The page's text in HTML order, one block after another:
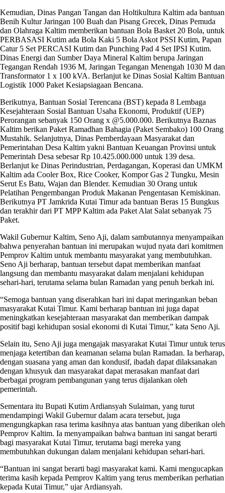
Kemudian, Dinas Pangan Tangan dan Holtikultura Kaltim ada bantuan
Benih Kultur Jaringan 100 Buah dan Pisang Grecek, Dinas Pemuda
dan Olahraga Kaltim memberikan bantuan Bola Basket 20 Bola, untuk
PERBASASI Kutim ada Bola Kaki 5 Bola Askot PSSI Kutim, Papan
Catur 5 Set PERCASI Kutim dan Punching Pad 4 Set IPSI Kutim.
Dinas Energi dan Sumber Daya Mineral Kaltim berupa Jaringan
Tegangan Rendah 1936 M, Jaringan Tegangan Menengah 1030 M dan
Transformator 1 x 100 kVA. Berlanjut ke Dinas Sosial Kaltim Bantuan
Logistik 1000 Paket Kesiapsiagaan Bencana.
Berikutnya, Bantuan Sosial Terencana (BST) kepada 8 Lembaga
Kesejahteraan Sosial Bantuan Usaha Ekonomi, Produktif (UEP)
Perorangan sebanyak 150 Orang x @5.000.000. Berikutnya Baznas
Kaltim berikan Paket Ramadhan Bahagia (Paket Sembako) 100 Orang
Mustahik. Selanjutnya, Dinas Pemberdayaan Masyarakat dan
Pemerintahan Desa Kaltim yakni Bantuan Keuangan Provinsi untuk
Pemerintah Desa sebesar Rp 10.425.000.000 untuk 139 desa.
Berlanjut ke Dinas Perindustrian, Perdagangan, Koperasi dan UMKM
Kaltim ada Cooler Box, Rice Cooker, Kompor Gas 2 Tungku, Mesin
Serut Es Batu, Wajan dan Blender. Kemudian 30 Orang untuk
Pelatihan Pengembangan Produk Makanan Pengentasan Kemiskinan.
Berikutnya PT Jamkrida Kutai Timur ada bantuan Beras 15 Bungkus
dan terakhir dari PT MPP Kaltim ada Paket Alat Salat sebanyak 75
Paket.
Wakil Gubernur Kaltim, Seno Aji, dalam sambutannya menyampaikan
bahwa penyerahan bantuan ini merupakan wujud nyata dari komitmen
Pemprov Kaltim untuk membantu masyarakat yang membutuhkan.
Seno Aji berharap, bantuan tersebut dapat memberikan manfaat
langsung dan membantu masyarakat dalam menjalani kehidupan
sehari-hari, terutama selama bulan Ramadan yang penuh berkah ini.
“Semoga bantuan yang diserahkan hari ini dapat meringankan beban
masyarakat Kutai Timur. Kami berharap bantuan ini juga dapat
meningkatkan kesejahteraan masyarakat dan memberikan dampak
positif bagi kehidupan sosial ekonomi di Kutai Timur,” kata Seno Aji.
Selain itu, Seno Aji juga mengajak masyarakat Kutai Timur untuk terus
menjaga ketertiban dan keamanan selama bulan Ramadan. Ia berharap,
dengan suasana yang aman dan kondusif, ibadah dapat dilaksanakan
dengan khusyuk dan masyarakat dapat merasakan manfaat dari
berbagai program pembangunan yang terus dijalankan oleh
pemerintah.
Sementara itu Bupati Kutim Ardiansyah Sulaiman, yang turut
mendampingi Wakil Gubernur dalam acara tersebut, juga
mengungkapkan rasa terima kasihnya atas bantuan yang diberikan oleh
Pemprov Kaltim. Ia menyampaikan bahwa bantuan ini sangat berarti
bagi masyarakat Kutai Timur, terutama bagi mereka yang
membutuhkan dukungan dalam menjalani kehidupan sehari-hari.
“Bantuan ini sangat berarti bagi masyarakat kami. Kami mengucapkan
terima kasih kepada Pemprov Kaltim yang terus memberikan perhatian
kepada Kutai Timur,” ujar Ardiansyah.